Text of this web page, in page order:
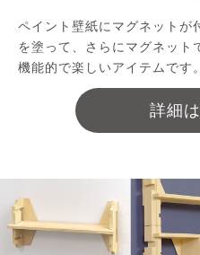
ペイント壁紙にマグネットが
を塗って、さらにマグネット
機能的で楽しいアイテムです。
詳細